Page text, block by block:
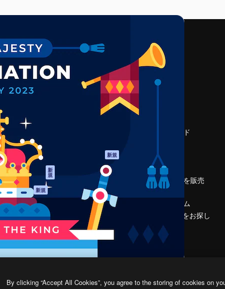
シスタント
像生成ツール
画生成ツール
声合成ツール
ックコンテン
ChatGPT
MCP
新
規
ジェント 新規
イルアプリ
てのMagnificツ
はじめに
Academy
ドキュメント
新規
クッキーポリシー
トラストセンター
アフィリエイト
法人向け
運営
料金
検索トレンド
イベント
Slidesgo
コンテンツを販売
する
プレスルーム
magnific.aiをお探し
ですか？
By clicking “Accept All Cookies”, you agree to the storing of cookies on